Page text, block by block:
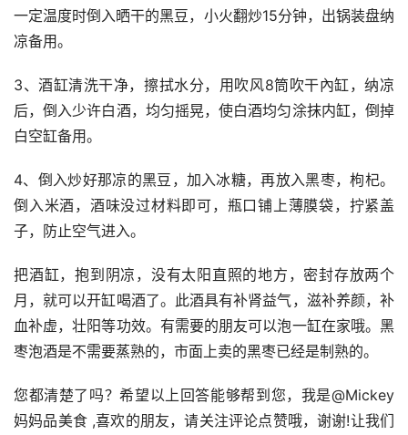
一定温度时倒入晒干的黑豆，小火翻炒15分钟，出锅装盘纳
凉备用。
3、酒缸清洗干净，擦拭水分，用吹风8筒吹干內缸，纳凉
后，倒入少许白酒，均匀摇晃，使白酒均匀涂抹内缸，倒掉
白空缸备用。
4、倒入炒好那凉的黑豆，加入冰糖，再放入黑枣，枸杞。
倒入米酒，酒味没过材料即可，瓶口铺上薄膜袋，拧紧盖
子，防止空气进入。
把酒缸，抱到阴凉，没有太阳直照的地方，密封存放两个
月，就可以开缸喝酒了。此酒具有补肾益气，滋补养颜，补
血补虚，壮阳等功效。有需要的朋友可以泡一缸在家哦。黑
枣泡酒是不需要蒸熟的，市面上卖的黑枣已经是制熟的。
您都清楚了吗？希望以上回答能够帮到您，我是@Mickey
妈妈品美食 ,喜欢的朋友，请关注评论点赞哦，谢谢!让我们